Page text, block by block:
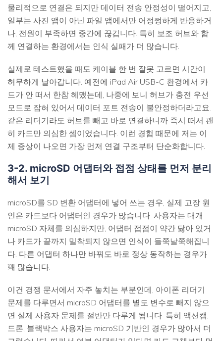
물리적으로 연결은 되지만 데이터 전송 안정성이 떨어지고,
일부는 사진 앱이 아닌 파일 앱에서만 어정쩡하게 반응하거
나, 전원이 부족하면 중간에 끊깁니다. 특히 보조 허브와 함
께 연결하는 환경에서는 인식 실패가 더 많습니다.
실제로 테스트했을 때도 케이블 한 번 잘못 고르면 시간이
허무하게 날아갑니다. 예전에 iPad Air USB-C 환경에서 카
드가 안 떠서 한참 헤맸는데, 나중에 보니 허브가 충전 우선
모드로 잡혀 있어서 데이터 포트 전송이 불안정하더라고요.
같은 리더기라도 허브를 빼고 바로 연결하니까 즉시 떠서 괜
히 카드만 의심한 셈이었습니다. 이런 경험 때문에 저는 이
제 증상이 나오면 가장 먼저 연결 구조부터 단순화합니다.
3-2. microSD 어댑터와 접점 상태를 먼저 분리
해서 보기
microSD를 SD 변환 어댑터에 넣어 쓰는 경우, 실제 고장 원
인은 카드보다 어댑터인 경우가 많습니다. 사용자는 대개
microSD 자체를 의심하지만, 어댑터 접점이 약간 닳아 있거
나 카드가 끝까지 밀착되지 않으면 인식이 들쭉날쭉해집니
다. 다른 어댑터 하나만 바꿔도 바로 정상 동작하는 경우가
꽤 많습니다.
이건 경쟁 문서에서 자주 놓치는 부분인데, 아이폰 리더기
문제를 다루면서 microSD 어댑터를 별도 변수로 빼지 않으
면 실제 사용자 문제를 절반만 다루게 됩니다. 특히 액션캠,
드론, 블랙박스 사용자는 microSD 기반인 경우가 많아서 더